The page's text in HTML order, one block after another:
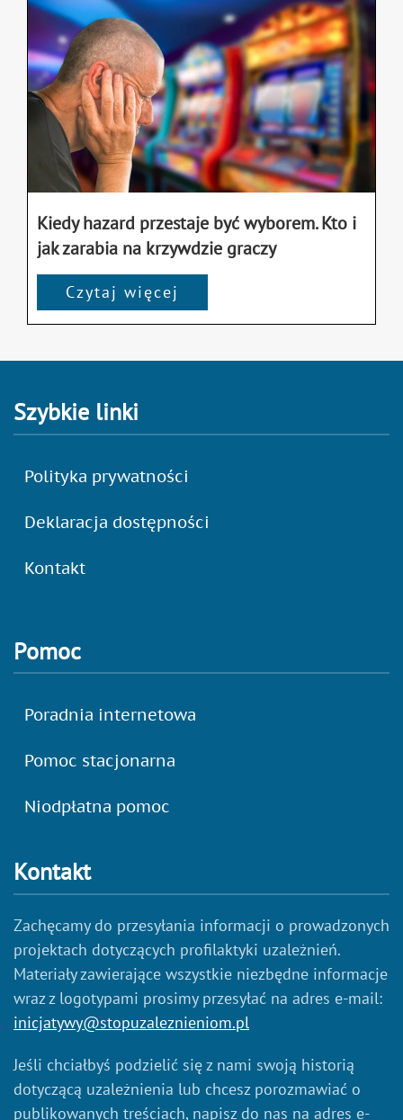
Kiedy hazard przestaje być wyborem. Kto i
jak zarabia na krzywdzie graczy
Czytaj więcej
Szybkie linki
Polityka prywatności
Deklaracja dostępności
Kontakt
Pomoc
Poradnia internetowa
Pomoc stacjonarna
Niodpłatna pomoc
Kontakt
Zachęcamy do przesyłania informacji o prowadzonych
projektach dotyczących profilaktyki uzależnień.
Materiały zawierające wszystkie niezbędne informacje
wraz z logotypami prosimy przesyłać na adres e-mail:
inicjatywy@stopuzaleznieniom.pl
Jeśli chciałbyś podzielić się z nami swoją historią
dotyczącą uzależnienia lub chcesz porozmawiać o
publikowanych treściach, napisz do nas na adres e-